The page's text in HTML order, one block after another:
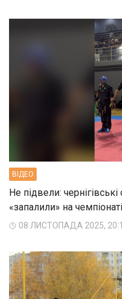
ВIДЕО
Не підвели:
«запалили» на
08 ЛИСТОПАДА 2025,